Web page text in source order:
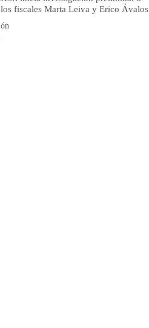
los fiscales Marta Leiva y Erico Ávalos